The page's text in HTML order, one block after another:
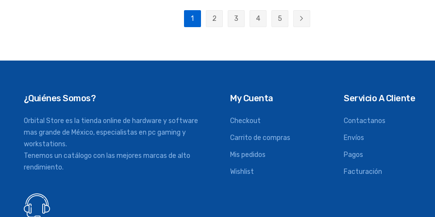
Página
Actualmente estás leyendo página
1
2
3
4
5
¿Quiénes Somos?
Orbital Store es la tienda online de hardware y software
mas grande de México, especialistas en pc gaming y
workstations.
Tenemos un catálogo con las mejores marcas de alto
rendimiento.
My Cuenta
Checkout
Carrito de compras
Mis pedidos
Wishlist
Servicio A Cliente
Contactanos
Envíos
Pagos
Facturación